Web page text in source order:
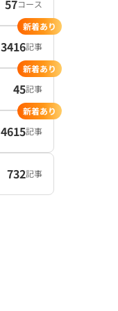
57コース
3416記事
新着あり
45記事
新着あり
4615記事
新着あり
732記事